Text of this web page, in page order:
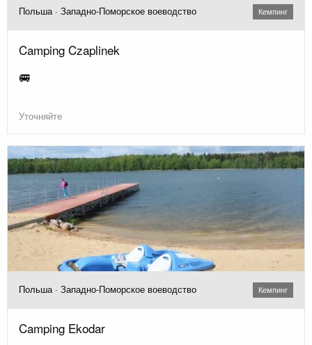
Польша · Западно-Поморское воеводство Кемпинг
Camping Czaplinek
🚐
Уточняйте
Польша · Западно-Поморское воеводство Кемпинг
Camping Ekodar